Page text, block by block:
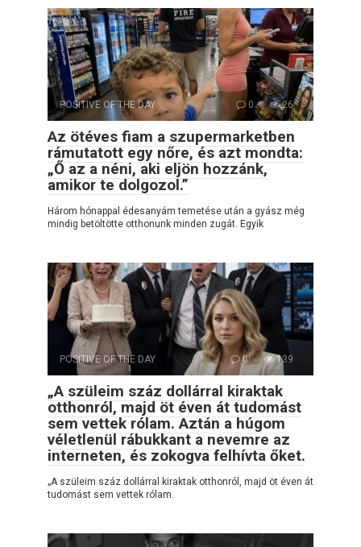
POSITIVE OF THE DAY 0 26
Az ötéves fiam a szupermarketben
rámutatott egy nőre, és azt mondta:
„Ő az a néni, aki eljön hozzánk,
amikor te dolgozol.”
Három hónappal édesanyám temetése után a gyász még
mindig betöltötte otthonunk minden zugát. Egyik
POSITIVE OF THE DAY 0 139
„A szüleim száz dollárral kiraktak
otthonról, majd öt éven át tudomást
sem vettek rólam. Aztán a húgom
véletlenül rábukkant a nevemre az
interneten, és zokogva felhívta őket.
„A szüleim száz dollárral kiraktak otthonról, majd öt éven át
tudomást sem vettek rólam.